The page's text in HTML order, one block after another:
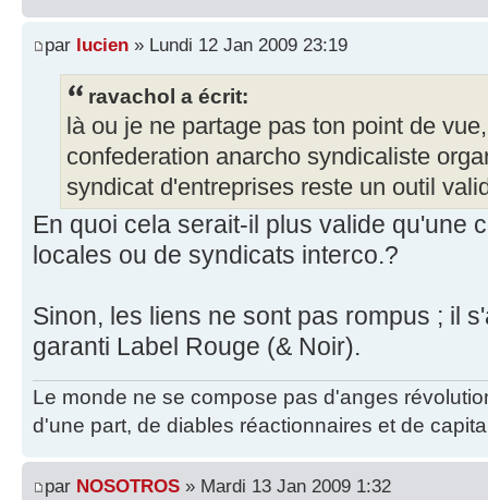
par lucien » Lundi 12 Jan 2009 23:19
ravachol a écrit:
là ou je ne partage pas ton point de
confederation anarcho syndicaliste
syndicat d'entreprises reste un outil
En quoi cela serait-il plus valide qu'une
locales ou de syndicats interco.?
Sinon, les liens ne sont pas rompus ; il
garanti Label Rouge (& Noir).
Le monde ne se compose pas d'anges
d'une part, de diables réactionnaires et de
par NOSOTROS » Mardi 13 Jan 2009 1:32